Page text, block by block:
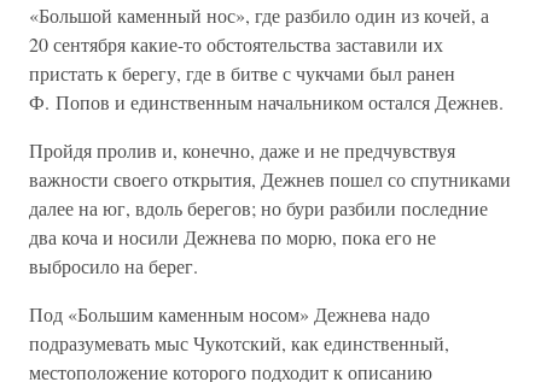
«Большой каменный нос», где разбило один из кочей, а
20 сентября какие-то обстоятельства заставили их
пристать к берегу, где в битве с чукчами был ранен
Ф. Попов и единственным начальником остался Дежнев.
Пройдя пролив и, конечно, даже и не предчувствуя
важности своего открытия, Дежнев пошел со спутниками
далее на юг, вдоль берегов; но бури разбили последние
два коча и носили Дежнева по морю, пока его не
выбросило на берег.
Под «Большим каменным носом» Дежнева надо
подразумевать мыс Чукотский, как единственный,
местоположение которого подходит к описанию